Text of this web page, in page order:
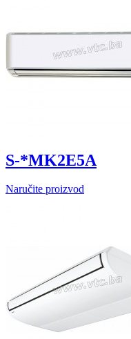
S-*MK2E5A
Naručite proizvod